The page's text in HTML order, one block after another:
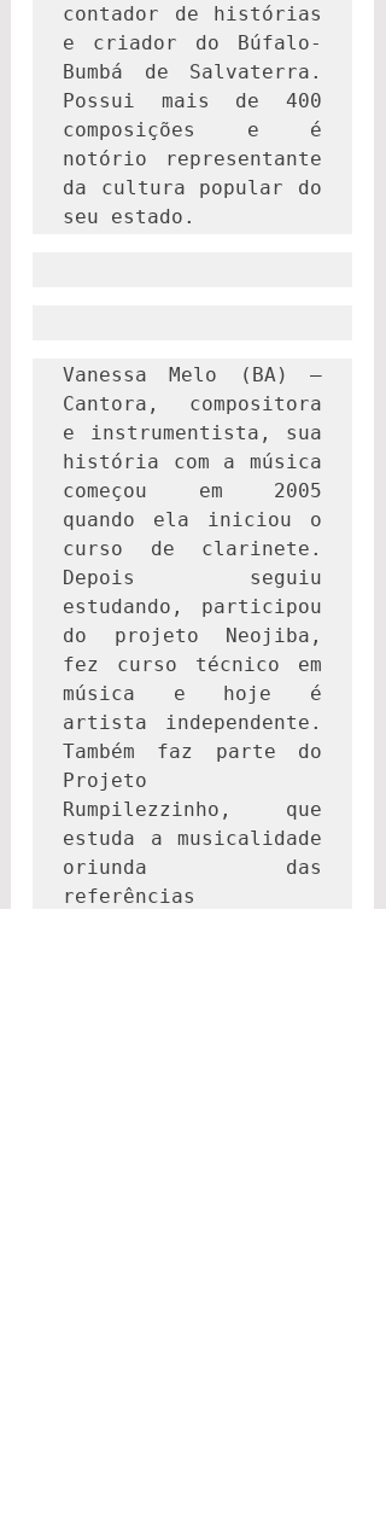
contador de histórias
e criador do Búfalo-
Bumbá de Salvaterra.
Possui mais de 400
composições e é
notório representante
da cultura popular do
seu estado.
Vanessa Melo (BA) –
Cantora, compositora
e instrumentista, sua
história com a música
começou em 2005
quando ela iniciou o
curso de clarinete.
Depois seguiu
estudando, participou
do projeto Neojiba,
fez curso técnico em
música e hoje é
artista independente.
Também faz parte do
Projeto
Rumpilezzinho, que
estuda a musicalidade
oriunda das
referências